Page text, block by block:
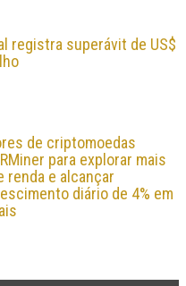
registra superávit de US$
de criptomoedas
para explorar mais
renda e alcançar
diário de 4% em